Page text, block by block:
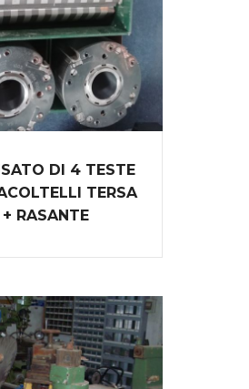
DI 4 TESTE
TERSA
+ RASANTE